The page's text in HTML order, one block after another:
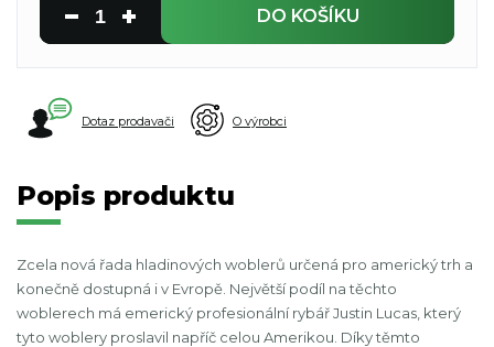
DO KOŠÍKU
Dotaz prodavači O výrobci
Popis produktu
Zcela nová řada hladinových woblerů určená pro americký trh a
konečně dostupná i v Evropě. Největší podíl na těchto
woblerech má emerický profesionální rybář Justin Lucas, který
tyto woblery proslavil napříč celou Amerikou. Díky těmto